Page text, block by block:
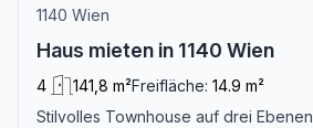
1140 Wien
Haus mieten in 1140 Wien
4 141,8 m²Freifläche: 14.9 m²
Stilvolles Townhouse auf drei Ebenen